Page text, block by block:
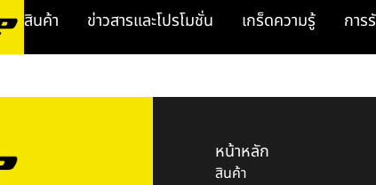
สินค้า ข่าวสารและโปรโมชั่น เกร็ดความรู้ การ
หน้าหลัก
สินค้า